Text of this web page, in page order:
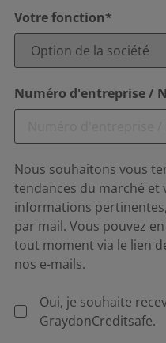
Votre fonction*
Numéro d'entreprise /
Nous souhaitons vous
tendances du marché et
informations
par mail. Vous pouvez
tout moment via le lien
nos e-mails.
Oui, je souhaite
GraydonCreditsafe.